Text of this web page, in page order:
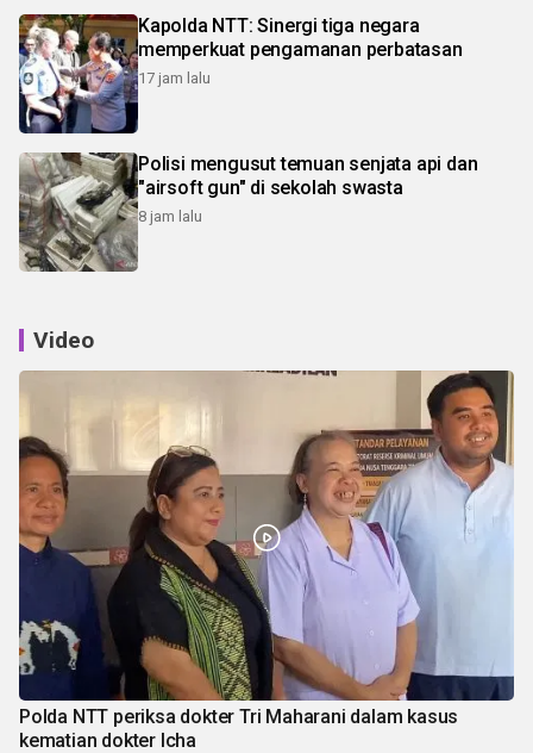
Kapolda NTT: Sinergi tiga negara
memperkuat pengamanan perbatasan
17 jam lalu
Polisi mengusut temuan senjata api dan
"airsoft gun" di sekolah swasta
8 jam lalu
Video
Polda NTT periksa dokter Tri Maharani dalam kasus
kematian dokter Icha